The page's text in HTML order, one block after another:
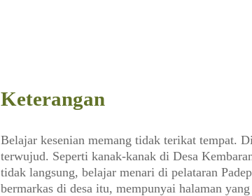
Keterangan
Belajar kesenian memang tidak terikat tempat.
terwujud. Seperti kanak-kanak di Desa
tidak langsung, belajar menari di pelataran
bermarkas di desa itu, mempunyai halaman